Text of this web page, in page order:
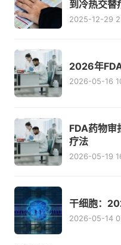
到冷热交替
2025-12-29
2026年
2026-05-16
FDA药物审
疗法
2026-05-19
干细胞：
2026-05-14